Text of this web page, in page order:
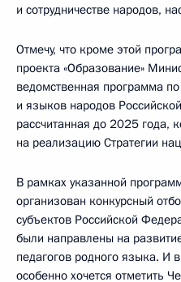
и сотрудничестве народов,
Отмечу, что кроме этой
проекта «Образование»
ведомственная программа
и языков народов
рассчитанная до 2025 года,
на реализацию Стратегии
В рамках указанной
организован конкурсный
субъектов Российской
были направлены на
педагогов родного языка. И
особенно хочется отметить